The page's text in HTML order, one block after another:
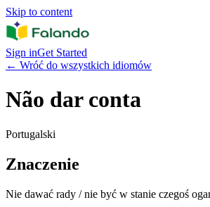
Skip to content
Sign inGet Started
← Wróć do wszystkich idiomów
Não dar conta
Portugalski
Znaczenie
Nie dawać rady / nie być w stanie czegoś